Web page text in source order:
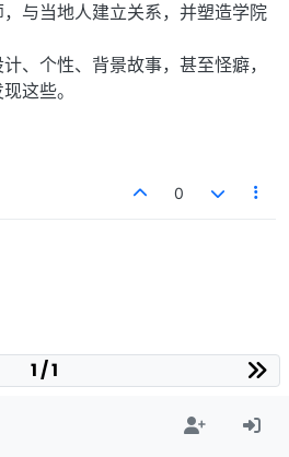
与当地人建立关系，并塑造学院
、个性、背景故事，甚至怪癖，
这些。
0
1 / 1